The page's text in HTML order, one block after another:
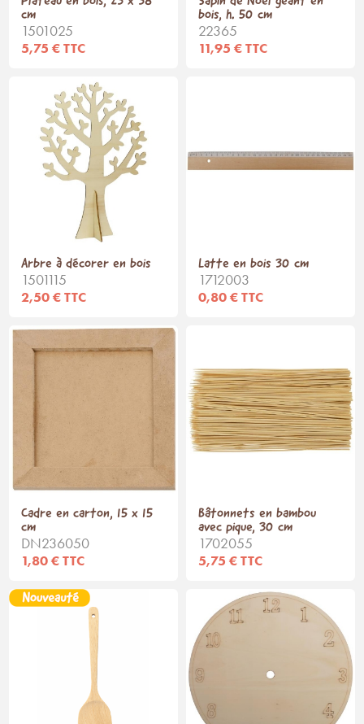
cm
1501025
5,75 € TTC
bois, h. 50 cm
22365
11,95 € TTC
Arbre à décorer en bois
1501115
2,50 € TTC
Latte en bois 30 cm
1712003
0,80 € TTC
Cadre en carton, 15 x 15
cm
DN236050
1,80 € TTC
Bâtonnets en bambou
avec pique, 30 cm
1702055
5,75 € TTC